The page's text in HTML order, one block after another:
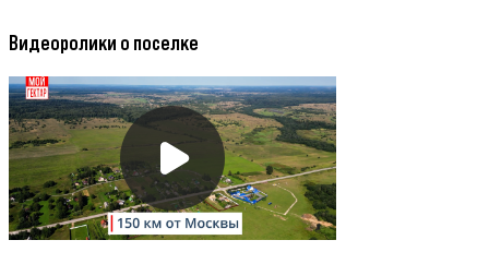
Видеоролики о поселке